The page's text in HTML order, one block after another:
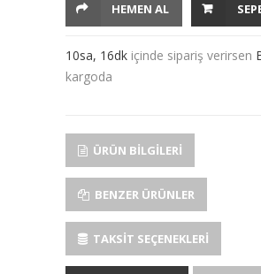
HEMEN AL
10sa, 16dk içinde sipariş verirsen
kargoda
ÜRÜN BILGILERI
BENZER ÜRÜNLER
TAKSIT SEÇENEKLERI